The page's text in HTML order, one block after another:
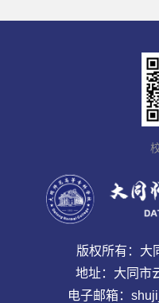
版权所有：大
地址：大同市
电子邮箱：